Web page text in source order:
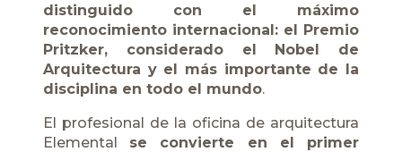
distinguido con el máximo
reconocimiento internacional: el Premio
Pritzker, considerado el Nobel de
Arquitectura y el más importante de la
disciplina en todo el mundo.
El profesional de la oficina de arquitectura
Elemental se convierte en el primer